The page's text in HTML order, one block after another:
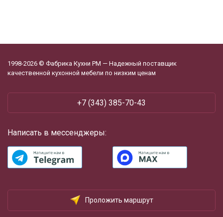
1998-2026 © Фабрика Кухни РМ — Надежный поставщик
качественной кухонной мебели по низким ценам
+7 (343) 385-70-43
Написать в мессенджеры:
Проложить маршрут